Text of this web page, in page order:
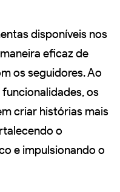
disponíveis nos
eficaz de
os seguidores. Ao
os
criar histórias mais
o
e impulsionando o